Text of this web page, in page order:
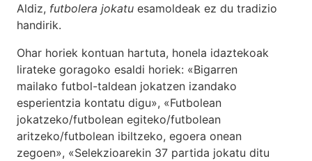
Aldiz, futbolera jokatu esamoldeak ez du tradizio
handirik.
Ohar horiek kontuan hartuta, honela idaztekoak
lirateke goragoko esaldi horiek: «Bigarren
mailako futbol-taldean jokatzen izandako
esperientzia kontatu digu», «Futbolean
jokatzeko/futbolean egiteko/futbolean
aritzeko/futbolean ibiltzeko, egoera onean
zegoen», «Selekzioarekin 37 partida jokatu ditu